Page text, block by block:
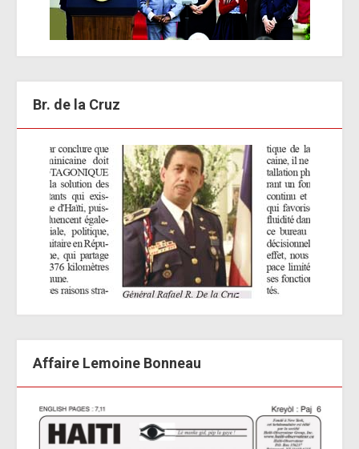
Br. de la Cruz
Affaire Lemoine Bonneau